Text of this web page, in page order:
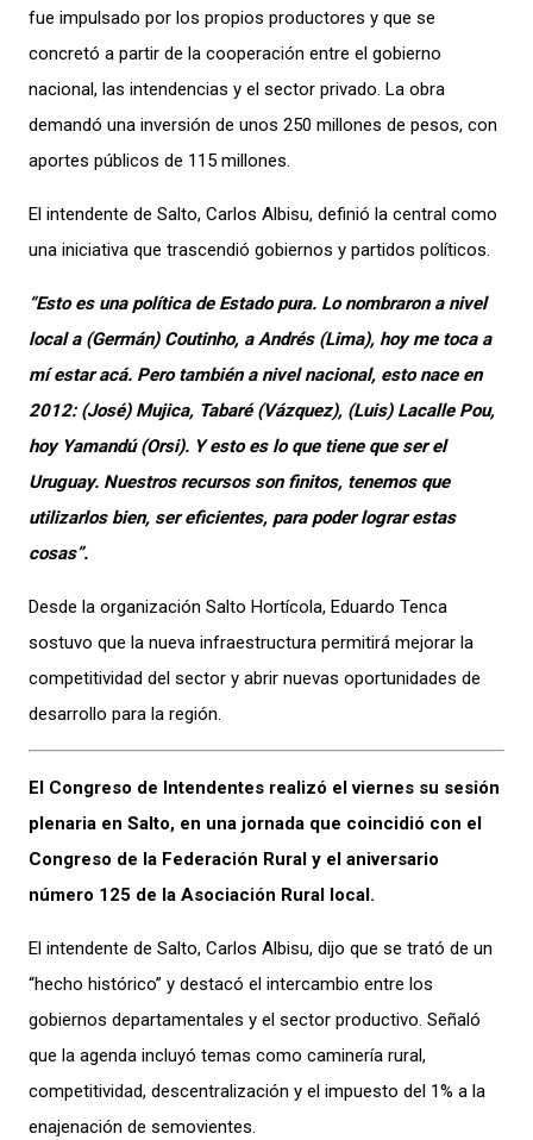
fue impulsado por los propios productores y que se
concretó a partir de la cooperación entre el gobierno
nacional, las intendencias y el sector privado. La obra
demandó una inversión de unos 250 millones de pesos, con
aportes públicos de 115 millones.
El intendente de Salto, Carlos Albisu, definió la central como
una iniciativa que trascendió gobiernos y partidos políticos.
“Esto es una política de Estado pura. Lo nombraron a nivel
local a (Germán) Coutinho, a Andrés (Lima), hoy me toca a
mí estar acá. Pero también a nivel nacional, esto nace en
2012: (José) Mujica, Tabaré (Vázquez), (Luis) Lacalle Pou,
hoy Yamandú (Orsi). Y esto es lo que tiene que ser el
Uruguay. Nuestros recursos son finitos, tenemos que
utilizarlos bien, ser eficientes, para poder lograr estas
cosas”.
Desde la organización Salto Hortícola, Eduardo Tenca
sostuvo que la nueva infraestructura permitirá mejorar la
competitividad del sector y abrir nuevas oportunidades de
desarrollo para la región.
El Congreso de Intendentes realizó el viernes su sesión
plenaria en Salto, en una jornada que coincidió con el
Congreso de la Federación Rural y el aniversario
número 125 de la Asociación Rural local.
El intendente de Salto, Carlos Albisu, dijo que se trató de un
“hecho histórico” y destacó el intercambio entre los
gobiernos departamentales y el sector productivo. Señaló
que la agenda incluyó temas como caminería rural,
competitividad, descentralización y el impuesto del 1% a la
enajenación de semovientes.